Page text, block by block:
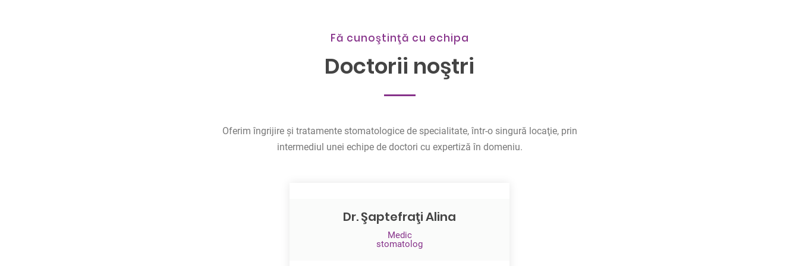
Fă cunoştinţă cu echipa
Doctorii noştri
Oferim îngrijire şi tratamente stomatologice de specialitate, într-o singură locaţie, prin
intermediul unei echipe de doctori cu expertiză în domeniu.
Dr. Şaptefraţi Alina
Medic
stomatolog